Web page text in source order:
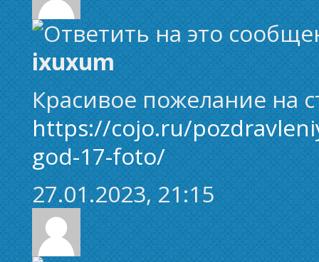
ixuxum
Красивое пожелание на
https://cojo.ru/
god-17-foto/
27.01.2023, 21:15